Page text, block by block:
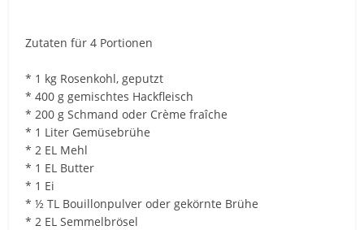
Zutaten für 4 Portionen
* 1 kg Rosenkohl, geputzt
* 400 g gemischtes Hackfleisch
* 200 g Schmand oder Crème fraîche
* 1 Liter Gemüsebrühe
* 2 EL Mehl
* 1 EL Butter
* 1 Ei
* ½ TL Bouillonpulver oder gekörnte Brühe
* 2 EL Semmelbrösel